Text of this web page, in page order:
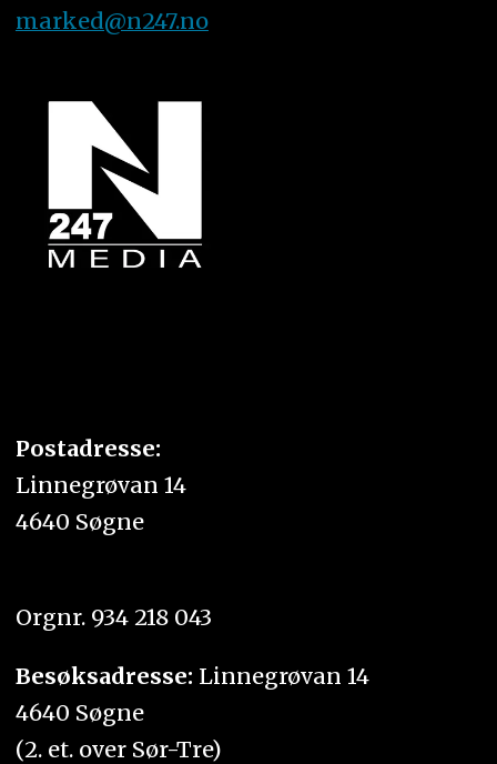
marked@n247.no
Postadresse:
Linnegrøvan 14
4640 Søgne
Orgnr. 934 218 043
Besøksadresse: Linnegrøvan 14
4640 Søgne
(2. et. over Sør-Tre)